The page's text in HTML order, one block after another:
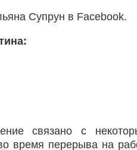
Супрун в Facebook.
связано с
время перерыва на